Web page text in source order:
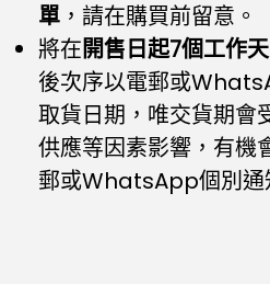
單 ，請在購買前留意。
將在開售日起7個工作
後次序以電郵或
取貨日期，唯交貨期會
供應等因素影響，有機
郵或WhatsApp個別通